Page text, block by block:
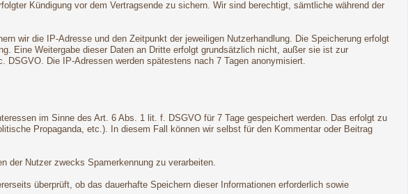
Kündigung vor dem Vertragsende zu sichern. Wir sind berechtigt, sämtliche während der
wir die IP-Adresse und den Zeitpunkt der jeweiligen Nutzerhandlung. Die Speicherung erfolgt
Eine Weitergabe dieser Daten an Dritte erfolgt grundsätzlich nicht, außer sie ist zur
Die IP-Adressen werden spätestens nach 7 Tagen anonymisiert.
im Sinne des Art. 6 Abs. 1 lit. f. DSGVO für 7 Tage gespeichert werden. Das erfolgt zu
Propaganda, etc.). In diesem Fall können wir selbst für den Kommentar oder Beitrag
der Nutzer zwecks Spamerkennung zu verarbeiten.
überprüft, ob das dauerhafte Speichern dieser Informationen erforderlich sowie